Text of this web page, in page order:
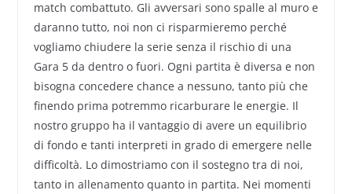
match combattuto. Gli avversari sono spalle al muro e
daranno tutto, noi non ci risparmieremo perché
vogliamo chiudere la serie senza il rischio di una
Gara 5 da dentro o fuori. Ogni partita è diversa e non
bisogna concedere chance a nessuno, tanto più che
finendo prima potremmo ricarburare le energie. Il
nostro gruppo ha il vantaggio di avere un equilibrio
di fondo e tanti interpreti in grado di emergere nelle
difficoltà. Lo dimostriamo con il sostegno tra di noi,
tanto in allenamento quanto in partita. Nei momenti